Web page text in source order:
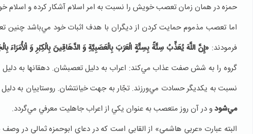
حمزه در همان زمان تعصب خويش را نسبت به امر اسلام آشكار كرده و اسلام
اما تعصب مذموم حمايت كردن از ديگران با هدف اثبات خود مي‌باشد
فرمودند: «إِنَّ اللَّهَ يُعَذِّبُ سِتَّةً بِسِتَّةٍ الْعَرَبَ بِالْعَصَبِيَّةِ وَ الدَّهَاقِينَ بِالْكِبْرِ وَ الْأُمَرَاءَ
گروه را به شش صفت عذاب مي‌كند: اعراب به دليل تعصبشان. دهقانها به
نسبت به يكديگر حسادت مي‌ورزند. تجّار به جهت خيانتشان. روستاييان به
مي‌شودو در آن روز متعصب به عنوان يكي از اعراب جاهليت معرفي مي‌گردد.
البته عبارت «عربي هاشمي» از القابي است كه در دعاي ابوحمزه ثمالي در